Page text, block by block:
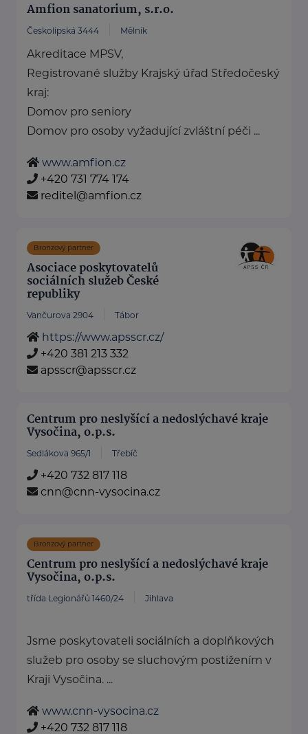
Amfion sanatorium, s.r.o.
Českolipská 3444 Mělník
Akreditace MPSV,
Registrované služby Krajský úřad Středočeský
kraj:
Domov pro seniory
Domov pro osoby vyžadující zvláštní péči ...
www.amfion.cz
+420 731 774 174
reditel@amfion.cz
Bronzový partner
Asociace poskytovatelů
sociálních služeb České
republiky
Vančurova 2904 Tábor
https://www.apsscr.cz/
+420 381 213 332
apsscr@apsscr.cz
Centrum pro neslyšící a nedoslýchavé kraje
Vysočina, o.p.s.
Sedlákova 965/1 Třebíč
+420 732 817 118
cnn@cnn-vysocina.cz
Bronzový partner
Centrum pro neslyšící a nedoslýchavé kraje
Vysočina, o.p.s.
třída Legionářů 1460/24 Jihlava
Jsme poskytovateli sociálních a doplňkových
služeb pro osoby se sluchovým postižením v
Kraji Vysočina. ...
www.cnn-vysocina.cz
+420 732 817 118